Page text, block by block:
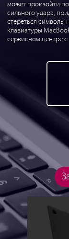
может произойти
сильного удара,
стереться символы
клавиатуры
сервисном центре с